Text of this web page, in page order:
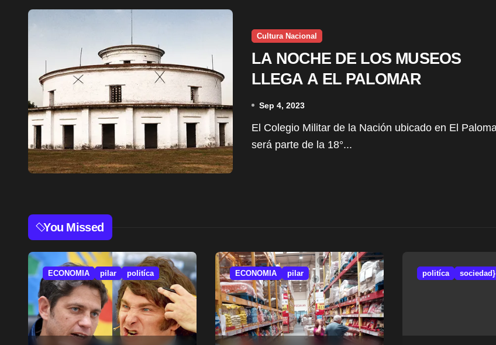
Cultura Nacional
LA NOCHE DE LOS MUSEOS
LLEGA A EL PALOMAR
Sep 4, 2023
El Colegio Militar de la Nación ubicado en El Palomar
será parte de la 18°...
You Missed
ECONOMIA pilar politíca ECONOMIA pilar politíca sociedad}